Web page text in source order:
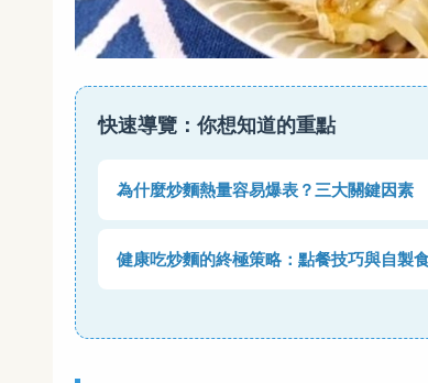
快速導覽：你想知道的重點
為什麼炒麵熱量容易爆表？三大關鍵因素
健康吃炒麵的終極策略：點餐技巧與自製